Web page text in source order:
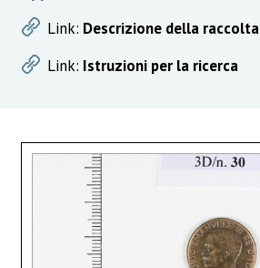
Link: Descrizione della raccolta
Link: Istruzioni per la ricerca